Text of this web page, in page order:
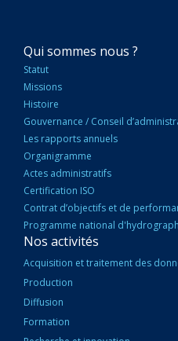
NAVIGATION
PRINCIPALE
Qui sommes nous ?
Statut
Missions
Histoire
Gouvernance / Conseil
Les rapports annuels
Organigramme
Actes administratifs
Certification ISO
Contrat d’objectifs et de
Programme national
Nos activités
Acquisition et traitement des
Production
Diffusion
Formation